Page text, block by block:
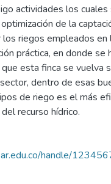
actividades los
de la
riegos empleados en
práctica, en donde se
esta finca se vuelva
dentro de esas
de riego es el más
recurso hídrico.
handle/